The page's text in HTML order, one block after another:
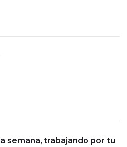
semana, trabajando por tu